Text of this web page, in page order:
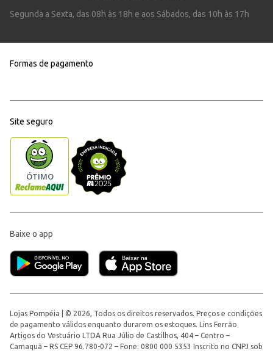
Segunda a Sexta, das 08h às 18h e aos Sábados, das 10h às 17h
Formas de pagamento
Site seguro
Baixe o app
Lojas Pompéia | © 2026, Todos os direitos reservados. Preços e condições
de pagamento válidos enquanto durarem os estoques. Lins Ferrão
Artigos do Vestuário LTDA Rua Júlio de Castilhos, 404 – Centro –
Camaquã – RS CEP 96.780-072 – Fone: 0800 000 5353 Inscrito no CNPJ sob